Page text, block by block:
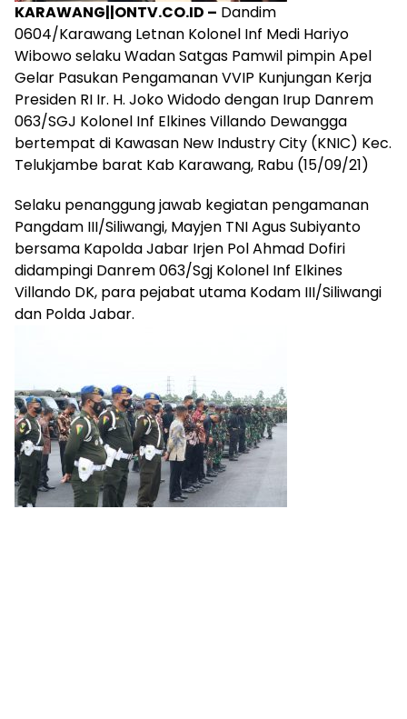
KARAWANG||ONTV.CO.ID – Dandim
0604/Karawang Letnan Kolonel Inf Medi Hariyo
Wibowo selaku Wadan Satgas Pamwil pimpin Apel
Gelar Pasukan Pengamanan VVIP Kunjungan Kerja
Presiden RI Ir. H. Joko Widodo dengan Irup Danrem
063/SGJ Kolonel Inf Elkines Villando Dewangga
bertempat di Kawasan New Industry City (KNIC) Kec.
Telukjambe barat Kab Karawang, Rabu (15/09/21)
Selaku penanggung jawab kegiatan pengamanan
Pangdam III/Siliwangi, Mayjen TNI Agus Subiyanto
bersama Kapolda Jabar Irjen Pol Ahmad Dofiri
didampingi Danrem 063/Sgj Kolonel Inf Elkines
Villando DK, para pejabat utama Kodam III/Siliwangi
dan Polda Jabar.